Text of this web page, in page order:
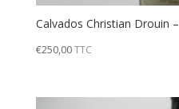
Calvados Christian Drouin
€250,00TTC